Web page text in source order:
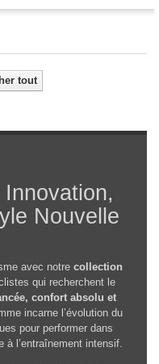
tout
Nouvelle
avec notre collection
qui recherchent le
confort absolu et
incarne l’évolution du
pour performer dans
l’entraînement intensif.